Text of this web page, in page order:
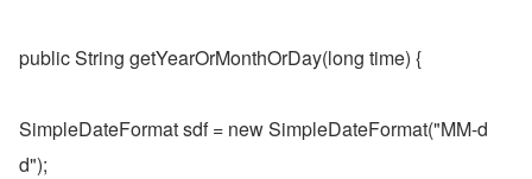
public String getYearOrMonthOrDay(long time) {
SimpleDateFormat sdf = new SimpleDateFormat("MM-d
d");